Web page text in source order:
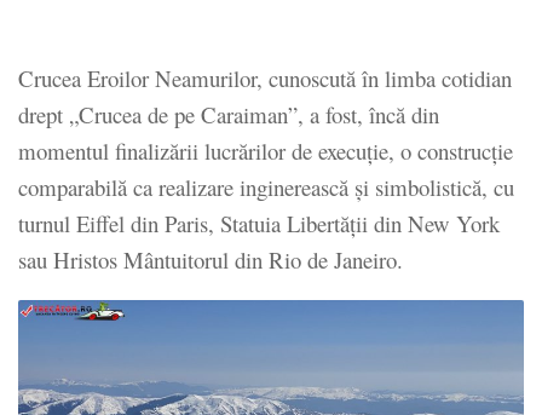
Crucea Eroilor Neamurilor, cunoscută în limba cotidian
drept „Crucea de pe Caraiman”, a fost, încă din
momentul finalizării lucrărilor de execuţie, o construcţie
comparabilă ca realizare inginerească şi simbolistică, cu
turnul Eiffel din Paris, Statuia Libertăţii din New York
sau Hristos Mântuitorul din Rio de Janeiro.